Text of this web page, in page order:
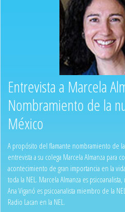
Entrevista a Marcela
Nombramiento de la
México
A propósito del flamante nombramiento de
entrevista a su colega Marcela Almanza para
acontecimiento de gran importancia en la
toda la NEL. Marcela Almanza es
Ana Viganó es psicoanalista miembro de la
Radio Lacan en la NEL.